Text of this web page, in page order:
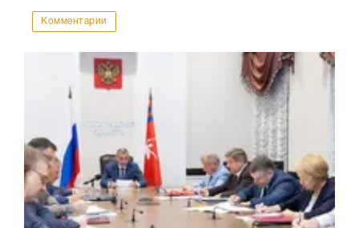
Комментарии